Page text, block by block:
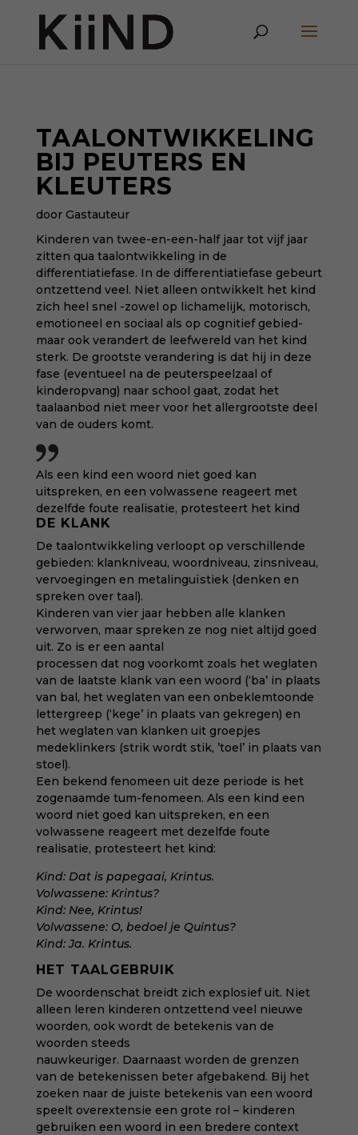
TAALONTWIKKELING
BIJ PEUTERS EN
KLEUTERS
door Gastauteur
Kinderen van twee-en-een-half jaar tot vijf jaar
zitten qua taalontwikkeling in de
differentiatiefase. In de differentiatiefase gebeurt
ontzettend veel. Niet alleen ontwikkelt het kind
zich heel snel -zowel op lichamelijk, motorisch,
emotioneel en sociaal als op cognitief gebied-
maar ook verandert de leefwereld van het kind
sterk. De grootste verandering is dat hij in deze
fase (eventueel na de peuterspeelzaal of
kinderopvang) naar school gaat, zodat het
taalaanbod niet meer voor het allergrootste deel
van de ouders komt.
Als een kind een woord niet goed kan
uitspreken, en een volwassene reageert met
dezelfde foute realisatie, protesteert het kind
DE KLANK
De taalontwikkeling verloopt op verschillende
gebieden: klankniveau, woordniveau, zinsniveau,
vervoegingen en metalinguïstiek (denken en
spreken over taal).
Kinderen van vier jaar hebben alle klanken
verworven, maar spreken ze nog niet altijd goed
uit. Zo is er een aantal
processen dat nog voorkomt zoals het weglaten
van de laatste klank van een woord (‘ba’ in plaats
van bal, het weglaten van een onbeklemtoonde
lettergreep (‘kege’ in plaats van gekregen) en
het weglaten van klanken uit groepjes
medeklinkers (strik wordt stik, ’toel’ in plaats van
stoel).
Een bekend fenomeen uit deze periode is het
zogenaamde tum-fenomeen. Als een kind een
woord niet goed kan uitspreken, en een
volwassene reageert met dezelfde foute
realisatie, protesteert het kind:
Kind: Dat is papegaai, Krintus.
Volwassene: Krintus?
Kind: Nee, Krintus!
Volwassene: O, bedoel je Quintus?
Kind: Ja. Krintus.
HET TAALGEBRUIK
De woordenschat breidt zich explosief uit. Niet
alleen leren kinderen ontzettend veel nieuwe
woorden, ook wordt de betekenis van de
woorden steeds
nauwkeuriger. Daarnaast worden de grenzen
van de betekenissen beter afgebakend. Bij het
zoeken naar de juiste betekenis van een woord
speelt overextensie een grote rol – kinderen
gebruiken een woord in een bredere context